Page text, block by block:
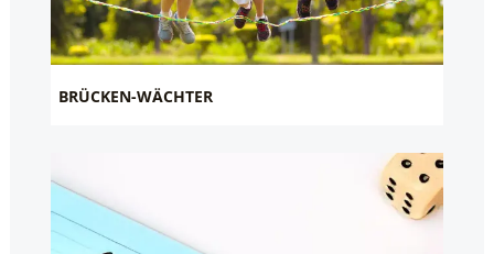
BRÜCKEN-WÄCHTER